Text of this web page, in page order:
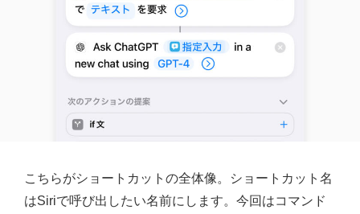
こちらがショートカットの全体像。ショートカット名
はSiriで呼び出したい名前にします。今回はコマンド